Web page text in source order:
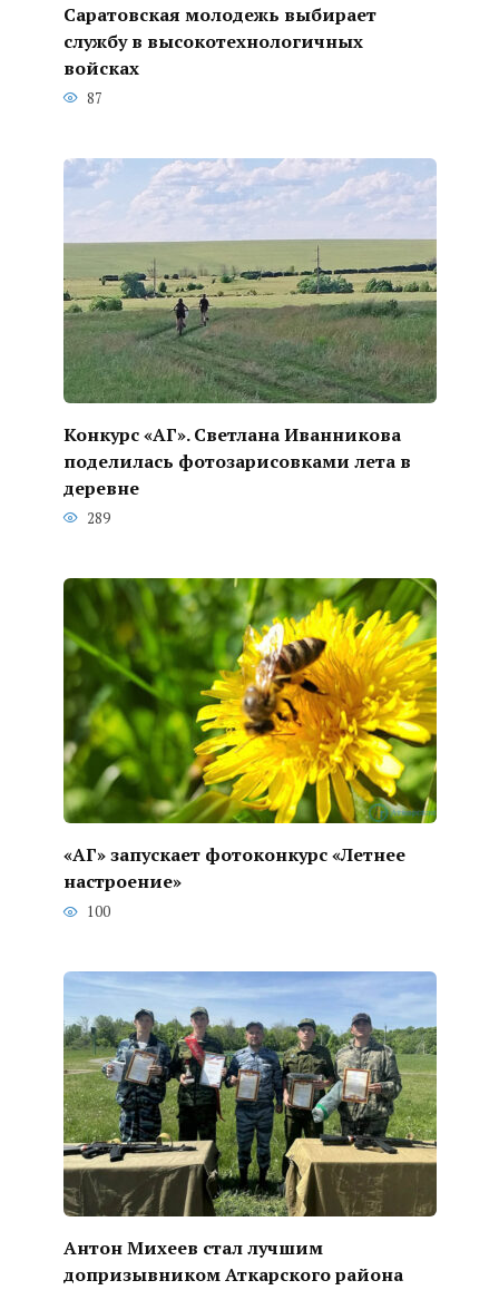
Саратовская молодежь выбирает
службу в высокотехнологичных
войсках
87
Конкурс «АГ». Светлана Иванникова
поделилась фотозарисовками лета в
деревне
289
«АГ» запускает фотоконкурс «Летнее
настроение»
100
Антон Михеев стал лучшим
допризывником Аткарского района